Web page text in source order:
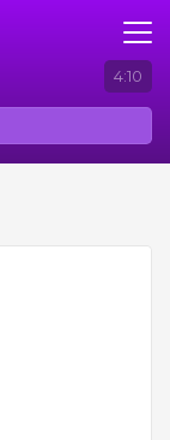
4:10